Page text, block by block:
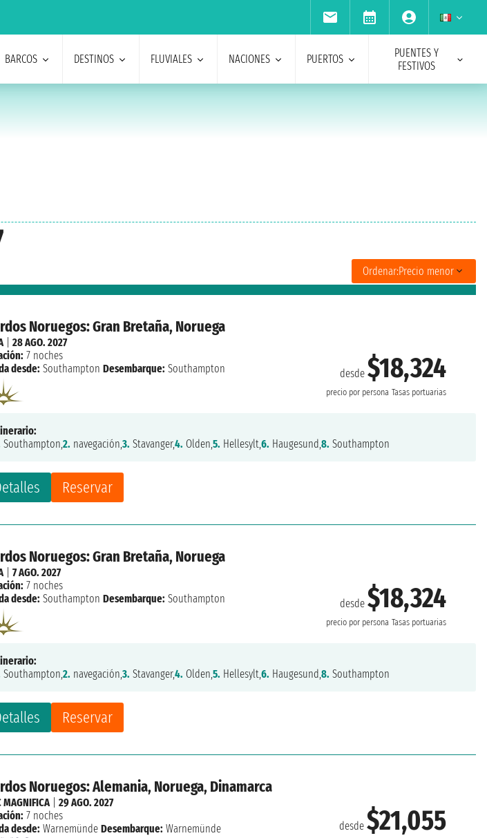
BARCOS DESTINOS FLUVIALES NACIONES PUERTOS
PUENTES Y
FESTIVOS
Ordenar:Precio menor
Noruegos: Gran Bretaña, Noruega
desde$18,324
precio por persona Tasas portuarias
Reservar
|28 AGO. 2027
7 noches
desde: Southampton Desembarque: Southampton
Southampton,2. navegación,3. Stavanger,4. Olden,5. Hellesylt,6. Haugesund,8. Southampton
Noruegos: Gran Bretaña, Noruega
desde$18,324
precio por persona Tasas portuarias
Reservar
|7 AGO. 2027
7 noches
desde: Southampton Desembarque: Southampton
Southampton,2. navegación,3. Stavanger,4. Olden,5. Hellesylt,6. Haugesund,8. Southampton
Noruegos: Alemania, Noruega, Dinamarca
desde$21,055
MAGNIFICA|29 AGO. 2027
7 noches
desde: Warnemünde Desembarque: Warnemünde